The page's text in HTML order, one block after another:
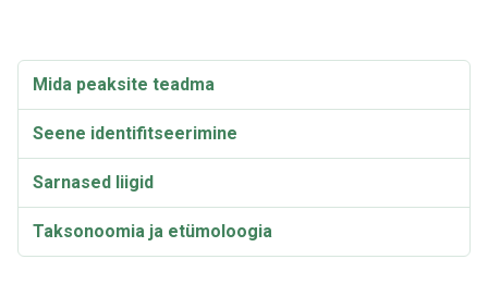
Mida peaksite teadma
Seene identifitseerimine
Sarnased liigid
Taksonoomia ja etümoloogia